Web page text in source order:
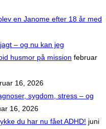
en Janome efter 18 år med
– og nu kan jeg
husmor på mission februar
16, 2026
sygdom, stress – og
16, 2026
du har nu fået ADHD! juni